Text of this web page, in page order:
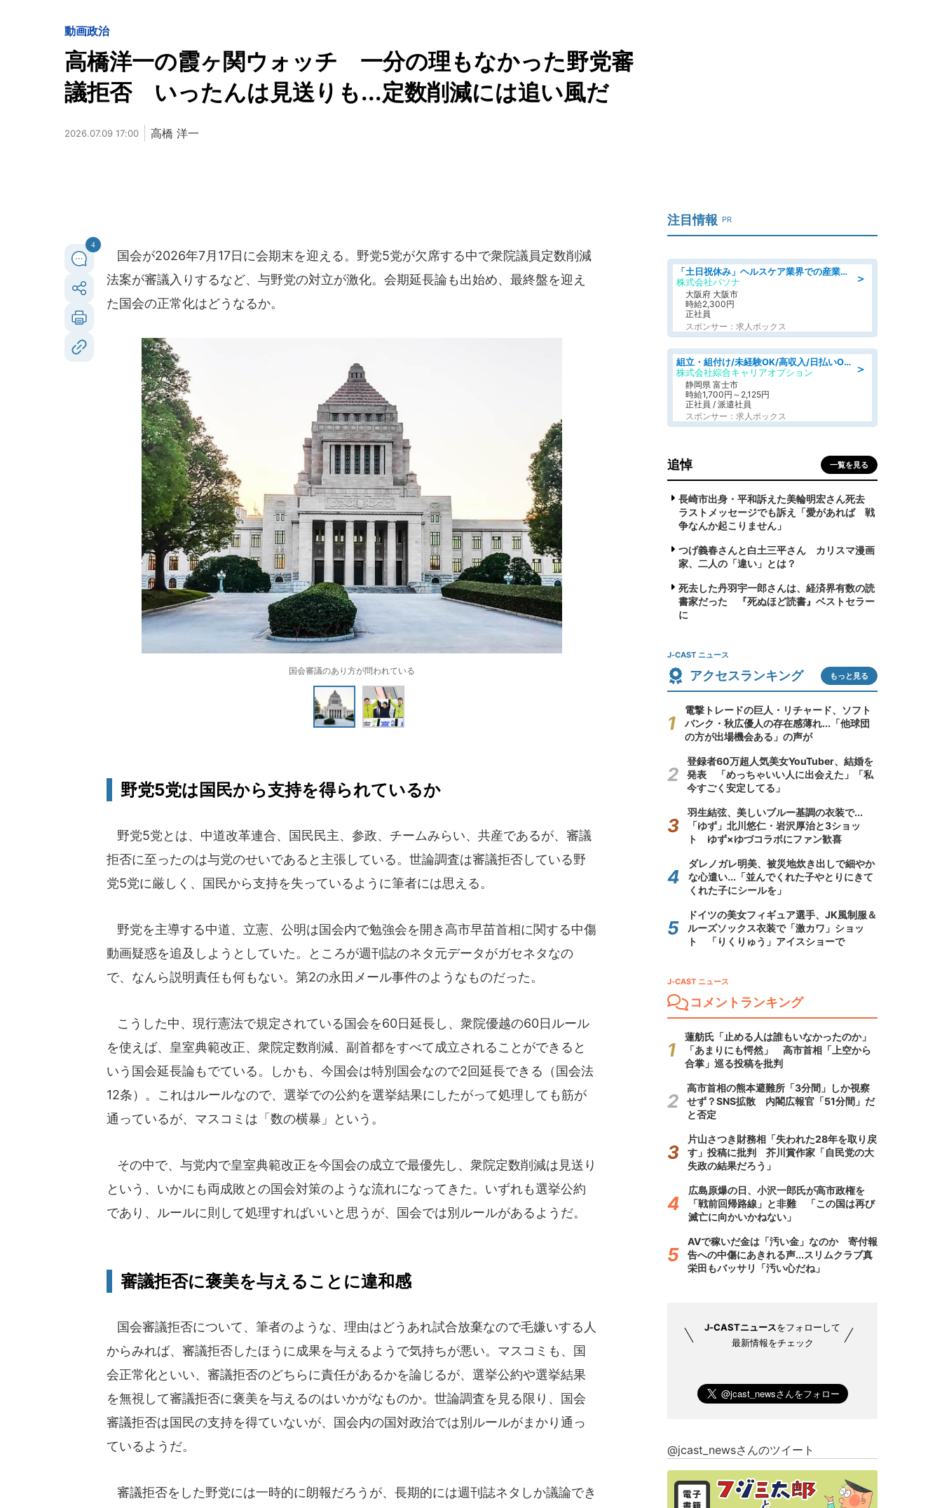
動画政治
高橋洋一の霞ヶ関ウォッチ 一分の理もなかった野党審
議拒否 いったんは見送りも...定数削減には追い風だ
2026.07.09 17:00 高橋 洋一
4
国会が2026年7月17日に会期末を迎える。野党5党が欠席する中で衆院議員定数削減
法案が審議入りするなど、与野党の対立が激化。会期延長論も出始め、最終盤を迎え
た国会の正常化はどうなるか。
国会審議のあり方が問われている
野党5党は国民から支持を得られているか
野党5党とは、中道改革連合、国民民主、参政、チームみらい、共産であるが、審議
拒否に至ったのは与党のせいであると主張している。世論調査は審議拒否している野
党5党に厳しく、国民から支持を失っているように筆者には思える。
野党を主導する中道、立憲、公明は国会内で勉強会を開き高市早苗首相に関する中傷
動画疑惑を追及しようとしていた。ところが週刊誌のネタ元データがガセネタなの
で、なんら説明責任も何もない。第2の永田メール事件のようなものだった。
こうした中、現行憲法で規定されている国会を60日延長し、衆院優越の60日ルール
を使えば、皇室典範改正、衆院定数削減、副首都をすべて成立されることができると
いう国会延長論もでている。しかも、今国会は特別国会なので2回延長できる（国会法
12条）。これはルールなので、選挙での公約を選挙結果にしたがって処理しても筋が
通っているが、マスコミは「数の横暴」という。
その中で、与党内で皇室典範改正を今国会の成立で最優先し、衆院定数削減は見送り
という、いかにも両成敗との国会対策のような流れになってきた。いずれも選挙公約
であり、ルールに則して処理すればいいと思うが、国会では別ルールがあるようだ。
審議拒否に褒美を与えることに違和感
国会審議拒否について、筆者のような、理由はどうあれ試合放棄なので毛嫌いする人
からみれば、審議拒否したほうに成果を与えるようで気持ちが悪い。マスコミも、国
会正常化といい、審議拒否のどちらに責任があるかを論じるが、選挙公約や選挙結果
を無視して審議拒否に褒美を与えるのはいかがなものか。世論調査を見る限り、国会
審議拒否は国民の支持を得ていないが、国会内の国対政治では別ルールがまかり通っ
ているようだ。
審議拒否をした野党には一時的に朗報だろうが、長期的には週刊誌ネタしか議論でき
注目情報 PR
＞
「土日祝休み」ヘルスケア業界での産業保健師業務/看護師/高時給/要資格:正看護師
株式会社パソナ
大阪府 大阪市
時給2,300円
正社員
スポンサー：求人ボックス
＞
組立・組付け/未経験OK/高収入/日払いOK/交替制/20・30・40代活躍中
株式会社綜合キャリアオプション
静岡県 富士市
時給1,700円～2,125円
正社員 / 派遣社員
スポンサー：求人ボックス
追悼 一覧を見る
長崎市出身・平和訴えた美輪明宏さん死去
ラストメッセージでも訴え「愛があれば 戦
争なんか起こりません」
つげ義春さんと白土三平さん カリスマ漫画
家、二人の「違い」とは？
死去した丹羽宇一郎さんは、経済界有数の読
書家だった 『死ぬほど読書』ベストセラー
に
J-CAST ニュース
アクセスランキング もっと見る
電撃トレードの巨人・リチャード、ソフト
バンク・秋広優人の存在感薄れ...「他球団
の方が出場機会ある」の声が
登録者60万超人気美女YouTuber、結婚を
発表 「めっちゃいい人に出会えた」「私
今すごく安定してる」
羽生結弦、美しいブルー基調の衣装で...
「ゆず」北川悠仁・岩沢厚治と3ショッ
ト ゆず×ゆづコラボにファン歓喜
ダレノガレ明美、被災地炊き出しで細やか
な心遣い...「並んでくれた子やとりにきて
くれた子にシールを」
ドイツの美女フィギュア選手、JK風制服＆
ルーズソックス衣装で「激カワ」ショッ
ト 「りくりゅう」アイスショーで
J-CAST ニュース
コメントランキング
蓮舫氏「止める人は誰もいなかったのか」
「あまりにも愕然」 高市首相「上空から
合掌」巡る投稿を批判
高市首相の熊本避難所「3分間」しか視察
せず？SNS拡散 内閣広報官「51分間」だ
と否定
片山さつき財務相「失われた28年を取り戻
す」投稿に批判 芥川賞作家「自民党の大
失政の結果だろう」
広島原爆の日、小沢一郎氏が高市政権を
「戦前回帰路線」と非難 「この国は再び
滅亡に向かいかねない」
AVで稼いだ金は「汚い金」なのか 寄付報
告への中傷にあきれる声...スリムクラブ真
栄田もバッサリ「汚い心だね」
J-CASTニュースをフォローして
最新情報をチェック
@jcast_newsさんのツイート